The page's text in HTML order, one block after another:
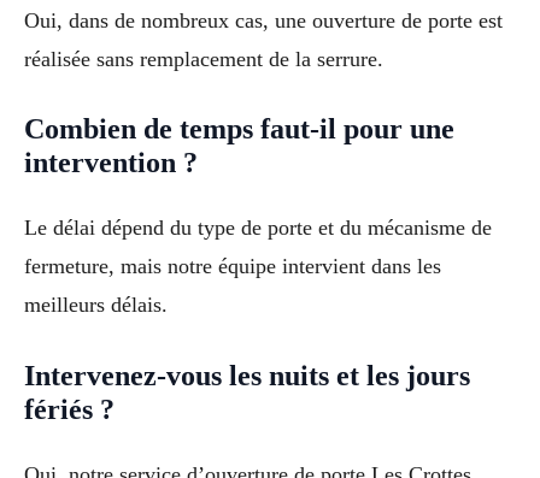
Oui, dans de nombreux cas, une ouverture de porte est
réalisée sans remplacement de la serrure.
Combien de temps faut-il pour une
intervention ?
Le délai dépend du type de porte et du mécanisme de
fermeture, mais notre équipe intervient dans les
meilleurs délais.
Intervenez-vous les nuits et les jours
fériés ?